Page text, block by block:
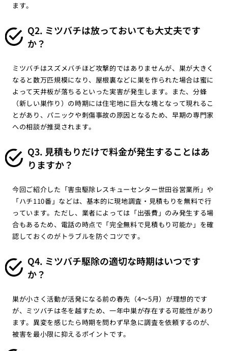
ます。
Q2. ミツバチは放っておいても大丈夫です
か？
ミツバチはスズメバチほど攻撃的ではありませんが、巣が大きく
なると数万匹規模になり、屋根裏などに巣を作られた場合は蜜に
よって天井板が落ちるといった実害が発生します。また、分蜂
（新しい巣作り）の時期には住宅地に巨大な塊となって現れるこ
とがあり、パニックや刺傷事故の原因となるため、早期の専門家
への相談が推奨されます。
Q3. 見積もりだけで料金が発生することはあ
りますか？
今回ご紹介した「害虫駆除レスキューセンター世田谷営業所」や
「ハチ110番」などは、基本的に現地調査・見積もりを無料で行
っています。ただし、業者によっては「出張費」のみ発生する場
合もあるため、電話の時点で「完全無料で見積もり可能か」を確
認しておくのがトラブルを防ぐコツです。
Q4. ミツバチ駆除の適切な時期はいつです
か？
巣が小さく活動が活発になる前の春先（4〜5月）が理想的です
が、ミツバチは冬を越すため、一年中巣が存在する可能性があり
ます。異変を感じたら時期を問わず早急に調査を依頼するのが、
被害を最小限に抑えるポイントです。